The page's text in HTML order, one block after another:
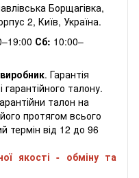
Борщагівка,
2, Київ, Україна.
Сб: 10:00–
виробник. Гарантія
талону.
талон на
протягом всього
термін від 12 до 96
якості - обміну та